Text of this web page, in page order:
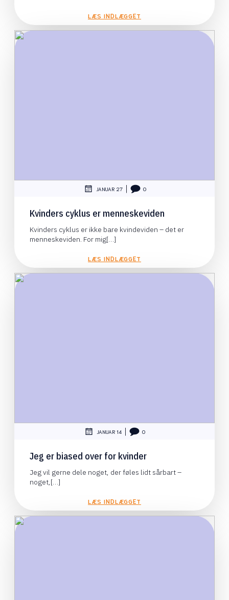
LÆS INDLÆGGET
JANUAR 27 0
Kvinders cyklus er menneskeviden
Kvinders cyklus er ikke bare kvindeviden – det er
menneskeviden. For mig[…]
LÆS INDLÆGGET
JANUAR 14 0
Jeg er biased over for kvinder
Jeg vil gerne dele noget, der føles lidt sårbart –
noget,[…]
LÆS INDLÆGGET